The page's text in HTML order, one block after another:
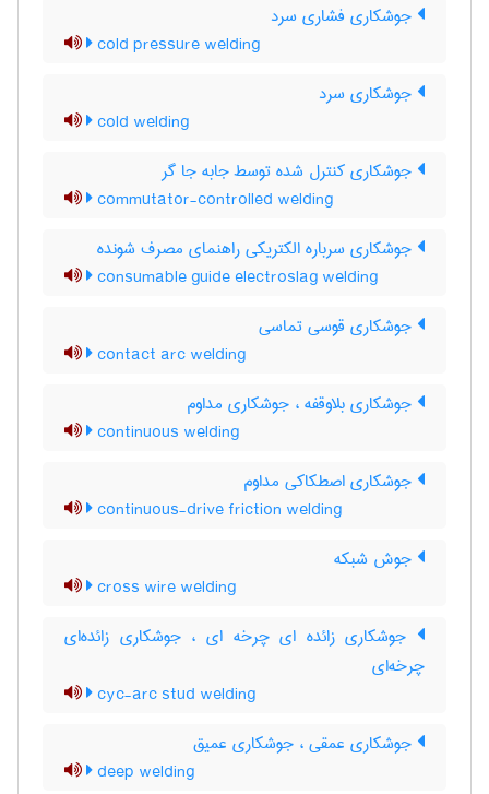
جوشکاری فشاری سرد
cold pressure welding
جوشکاری سرد
cold welding
جوشکاری کنترل شده توسط جابه جا گر
commutator-controlled welding
جوشکاری سرباره الکتریکی راهنمای مصرف شونده
consumable guide electroslag welding
جوشکاری قوسی تماسی
contact arc welding
جوشکاری بلاوقفه ، جوشکاری مداوم
continuous welding
جوشکاری اصطکاکی مداوم
continuous-drive friction welding
جوش شبکه
cross wire welding
جوشکاری زائده ای چرخه ای ، جوشکاری زائده‌ای
چرخه‌ای
cyc-arc stud welding
جوشکاری عمقی ، جوشکاری عمیق
deep welding